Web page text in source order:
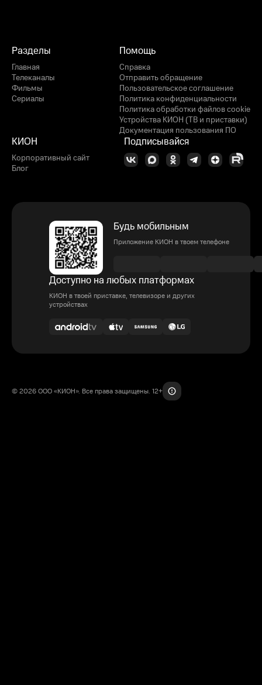
Разделы
Главная
Телеканалы
Фильмы
Сериалы
Помощь
Справка
Отправить обращение
Пользовательское соглашение
Политика конфиденциальности
Политика обработки файлов cookie
Устройства КИОН (ТВ и приставки)
Документация пользования ПО
КИОН
Корпоративный сайт
Блог
Подписывайся
Будь мобильным
Приложение КИОН в твоем телефоне
Доступно на любых платформах
КИОН в твоей приставке, телевизоре и других
устройствах
© 2026 ООО «КИОН». Все права защищены. 12+